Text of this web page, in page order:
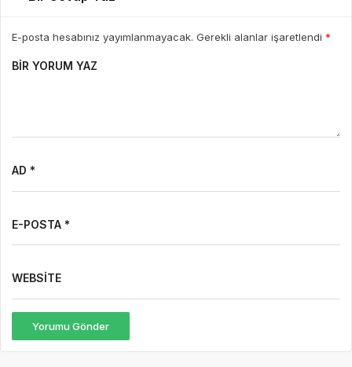
E-posta hesabınız yayımlanmayacak. Gerekli alanlar işaretlendi *
BIR YORUM YAZ
AD *
E-POSTA *
WEBSITE
Yorumu Gönder